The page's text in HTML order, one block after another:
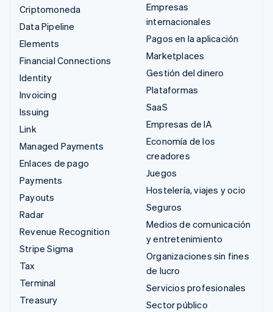
Criptomoneda
Data Pipeline
Elements
Financial Connections
Identity
Invoicing
Issuing
Link
Managed Payments
Enlaces de pago
Payments
Payouts
Radar
Revenue Recognition
Stripe Sigma
Tax
Terminal
Treasury
Empresas
internacionales
Pagos en la aplicación
Marketplaces
Gestión del dinero
Plataformas
SaaS
Empresas de IA
Economía de los
creadores
Juegos
Hostelería, viajes y ocio
Seguros
Medios de comunicación
y entretenimiento
Organizaciones sin fines
de lucro
Servicios profesionales
Sector público